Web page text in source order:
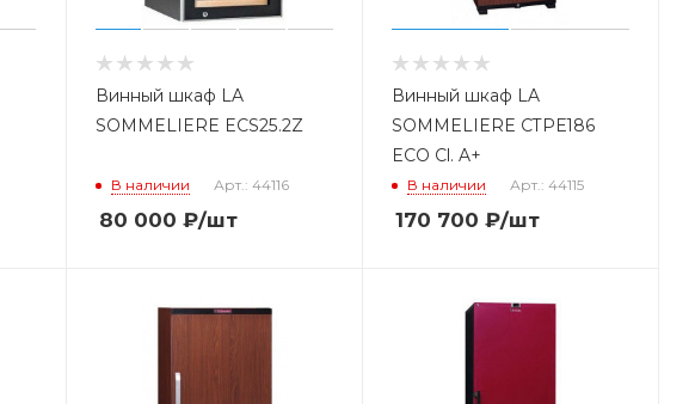
Винный шкаф LA
SOMMELIERE ECS25.2Z
В наличии Арт.: 44116
80 000 ₽/шт
Винный шкаф LA
SOMMELIERE CTPE186
ECO Cl. A+
В наличии Арт.: 44115
170 700 ₽/шт